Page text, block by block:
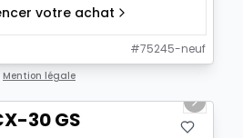
votre achat
#75245-neuf
Mention légale
Next
30 GS